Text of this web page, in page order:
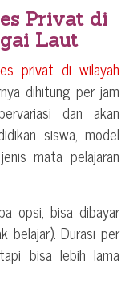
Privat di
Laut
privat di wilayah
dihitung per jam
dan akan
siswa, model
mata pelajaran
opsi, bisa dibayar
belajar). Durasi per
bisa lebih lama